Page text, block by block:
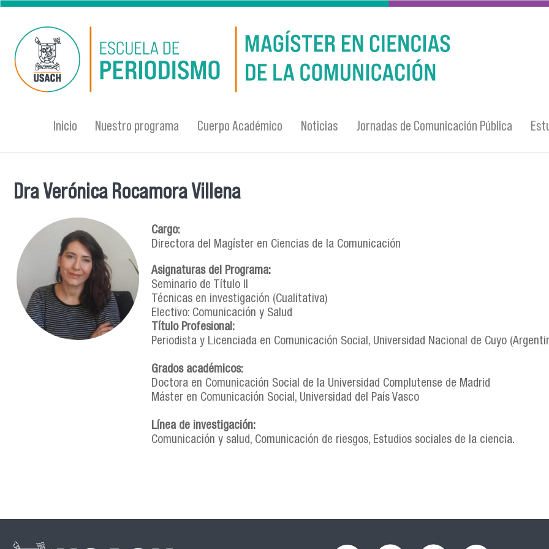
Pasar al contenido principal
Inicio Nuestro programa Cuerpo Académico Noticias Jornadas de Comunicación Pública
Se encuentra usted aquí
Dra Verónica Rocamora Villena
Cargo:
Directora del Magíster en Ciencias de la Comunicación
Asignaturas del Programa:
Seminario de Título II
Técnicas en investigación (Cualitativa)
Electivo: Comunicación y Salud
Título Profesional:
Periodista y Licenciada en Comunicación Social, Universidad Nacional de Cuyo
Grados académicos:
Doctora en Comunicación Social de la Universidad Complutense de Madrid
Máster en Comunicación Social, Universidad del País Vasco
Línea de investigación:
Comunicación y salud, Comunicación de riesgos, Estudios sociales de la ciencia.